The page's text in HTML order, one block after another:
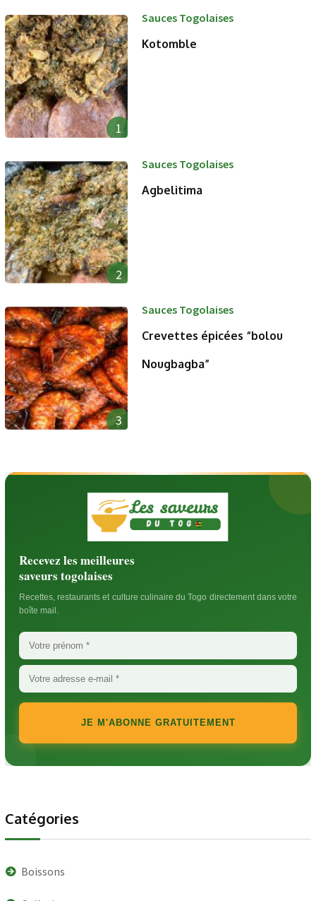
1
Sauces Togolaises
Kotomble
2
Sauces Togolaises
Agbelitima
3
Sauces Togolaises
Crevettes épicées “bolou
Nougbagba”
Recevez les meilleures
saveurs togolaises
Recettes, restaurants et culture culinaire du Togo directement dans votre
boîte mail.
JE M'ABONNE GRATUITEMENT
Catégories
Boissons